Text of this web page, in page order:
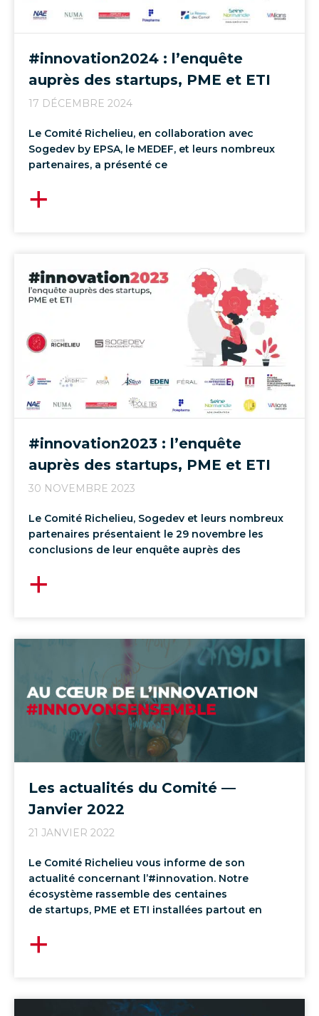
#innovation2024 : l’enquête
auprès des startups, PME et ETI
17 DÉCEMBRE 2024
Le Comité Richelieu, en collaboration avec
Sogedev by EPSA, le MEDEF, et leurs nombreux
partenaires, a présenté ce
#innovation2023 : l’enquête
auprès des startups, PME et ETI
30 NOVEMBRE 2023
Le Comité Richelieu, Sogedev et leurs nombreux
partenaires présentaient le 29 novembre les
conclusions de leur enquête auprès des
Les actualités du Comité —
Janvier 2022
21 JANVIER 2022
Le Comité Richelieu vous informe de son
actualité concernant l’#innovation. Notre
écosystème rassemble des centaines
de startups, PME et ETI installées partout en